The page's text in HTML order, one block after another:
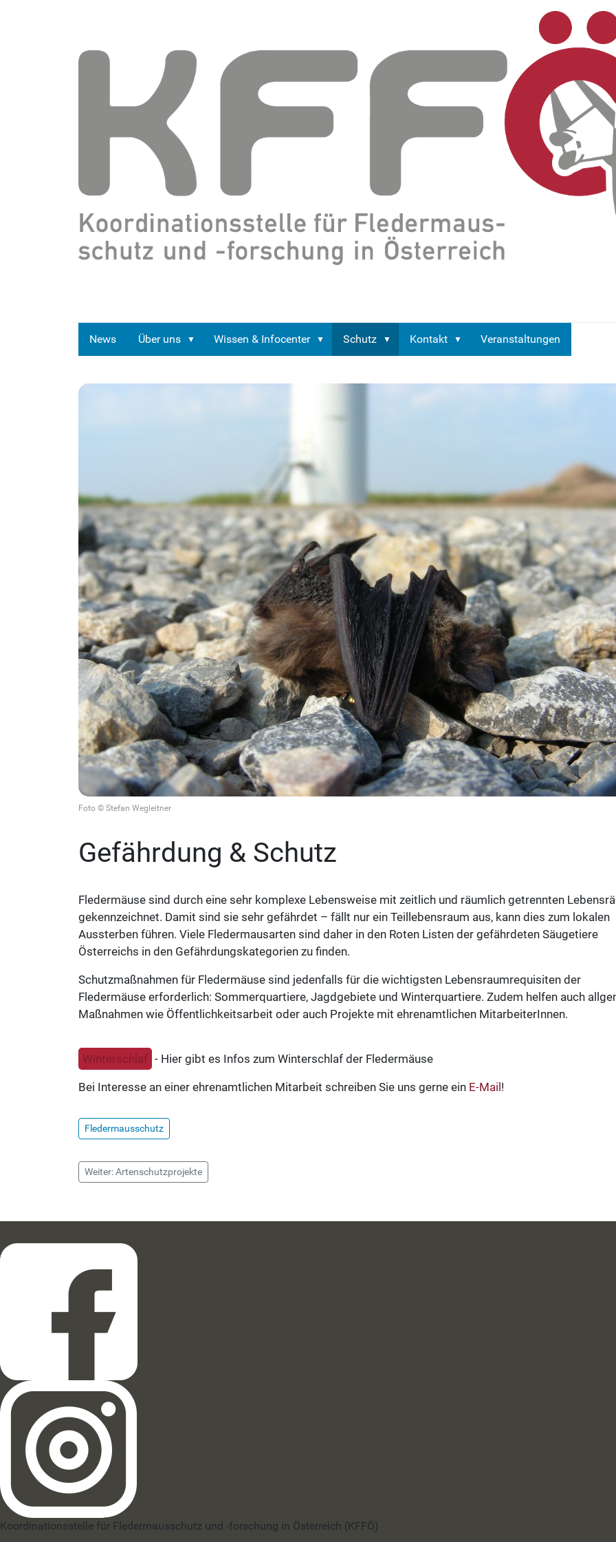
News Über uns Wissen & Infocenter Schutz Kontakt Veranstaltungen
Foto © Stefan Wegleitner
Gefährdung & Schutz
Fledermäuse sind durch eine sehr komplexe Lebensweise mit zeitlich und räumlich getrennten
gekennzeichnet. Damit sind sie sehr gefährdet – fällt nur ein Teillebensraum aus, kann dies zum lokalen
Aussterben führen. Viele Fledermausarten sind daher in den Roten Listen der gefährdeten Säugetiere
Österreichs in den Gefährdungskategorien zu finden.
Schutzmaßnahmen für Fledermäuse sind jedenfalls für die wichtigsten Lebensraumrequisiten der
Fledermäuse erforderlich: Sommerquartiere, Jagdgebiete und Winterquartiere. Zudem helfen auch
Maßnahmen wie Öffentlichkeitsarbeit oder auch Projekte mit ehrenamtlichen MitarbeiterInnen.
Winterschlaf - Hier gibt es Infos zum Winterschlaf der Fledermäuse
Bei Interesse an einer ehrenamtlichen Mitarbeit schreiben Sie uns gerne ein E-Mail !
Fledermausschutz
Weiter: Artenschutzprojekte
Koordinationsstelle für Fledermausschutz und -forschung in Österreich (KFFÖ)